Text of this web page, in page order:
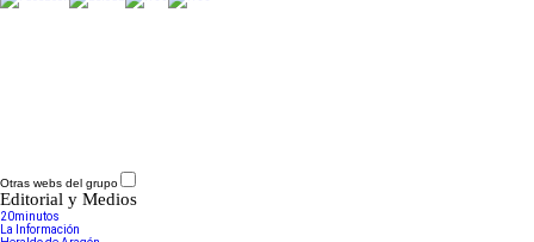
Otras webs del grupo
Editorial y Medios
20minutos
La Información